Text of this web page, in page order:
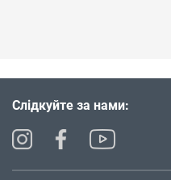
Слідкуйте за нами: